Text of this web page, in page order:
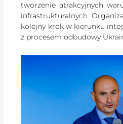
tworzenie atrakcyjnych
infrastrukturalnych.
kolejny krok w kierunku
z procesem odbudowy